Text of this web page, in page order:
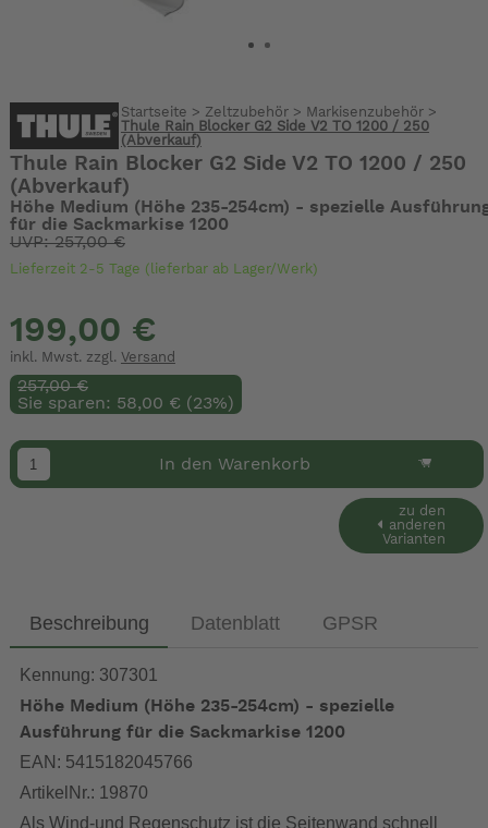
Startseite > Zeltzubehör> Markisenzubehör>
Thule Rain Blocker G2 Side V2 TO 1200 / 250
(Abverkauf)
Thule Rain Blocker G2 Side V2 TO 1200 / 250
(Abverkauf)
Höhe Medium (Höhe 235-254cm) - spezielle
für die Sackmarkise 1200
UVP: 257,00 €
Lieferzeit 2-5 Tage (lieferbar ab Lager/Werk)
199,00 €
inkl. Mwst. zzgl. Versand
257,00 €
Sie sparen: 58,00 € (23%)
In den Warenkorb
zu den
anderen
Varianten
Beschreibung Datenblatt GPSR
Kennung: 307301
Höhe Medium (Höhe 235-254cm) - spezielle
Ausführung für die Sackmarkise 1200
EAN: 5415182045766
ArtikelNr.: 19870
Als Wind-und Regenschutz ist die Seitenwand schnell